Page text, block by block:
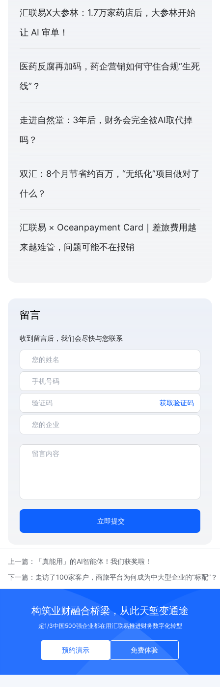
汇联易X大参林：1.7万家药店后，大参林开始
让 AI 审单！
医药反腐再加码，药企营销如何守住合规“生死
线”？
走进自然堂：3年后，财务会完全被AI取代掉
吗？
双汇：8个月节省约百万，“无纸化”项目做对了
什么？
汇联易 × Oceanpayment Card｜差旅费用越
来越难管，问题可能不在报销
留言
收到留言后，我们会尽快与您联系
获取验证码
立即提交
上一篇：
「真能用」的AI智能体！我们获奖啦！
下一篇： 走访了100家客户，商旅平台为何成为中大型企业的“标配”？
构筑业财融合桥梁，从此天堑变通途
超1/3中国500强企业都在用汇联易推进财务数字化转型
预约演示 免费体验